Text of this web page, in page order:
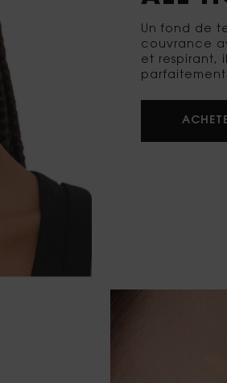
Un fond de
couvrance
et respirant,
parfaitement